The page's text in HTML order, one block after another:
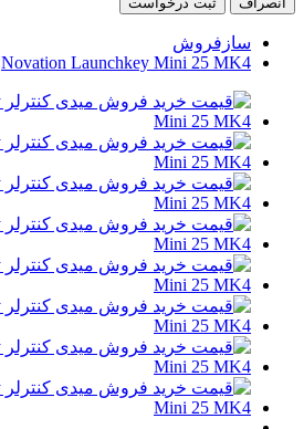
سازفروش
Novation Launchkey Mini 25 MK4